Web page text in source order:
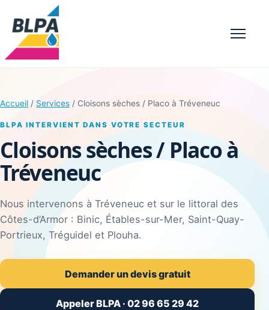
Accueil / Services / Cloisons sèches / Placo à Tréveneuc
BLPA INTERVIENT DANS VOTRE SECTEUR
Cloisons sèches / Placo à
Tréveneuc
Nous intervenons à Tréveneuc et sur le littoral des
Côtes-d’Armor : Binic, Étables-sur-Mer, Saint-Quay-
Portrieux, Tréguidel et Plouha.
Demander un devis gratuit
Appeler BLPA · 02 96 65 29 42